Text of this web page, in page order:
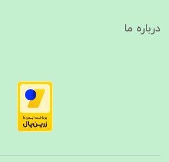
درباره ما